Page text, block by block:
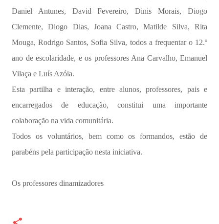
Daniel Antunes, David Fevereiro, Dinis Morais, Diogo
Clemente, Diogo Dias, Joana Castro, Matilde Silva, Rita
Mouga, Rodrigo Santos, Sofia Silva, todos a frequentar o 12.º
ano de escolaridade, e os professores Ana Carvalho, Emanuel
Vilaça e Luís Azóia.
Esta partilha e interação, entre alunos, professores, pais e
encarregados de educação, constitui uma importante
colaboração na vida comunitária.
Todos os voluntários, bem como os formandos, estão de
parabéns pela participação nesta iniciativa.
Os professores dinamizadores